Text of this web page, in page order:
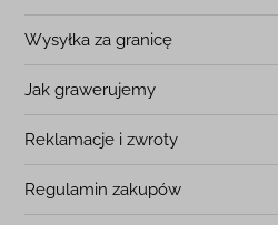
Wysyłka za granicę
Jak grawerujemy
Reklamacje i zwroty
Regulamin zakupów